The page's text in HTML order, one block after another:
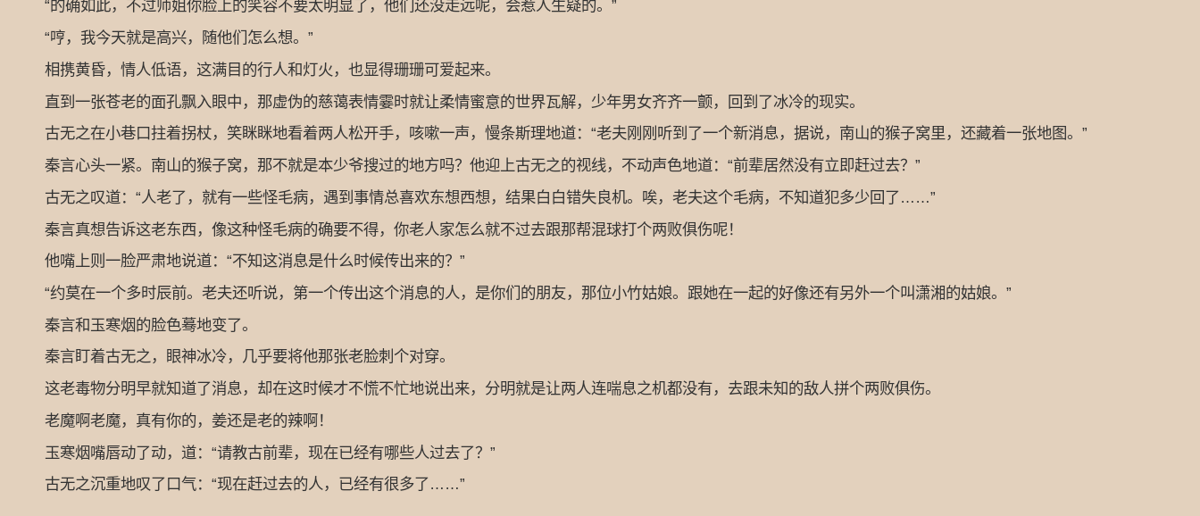
“的确如此，不过师姐你脸上的笑容不要太明显了，他们还没走远呢，会惹人生疑的。”
“哼，我今天就是高兴，随他们怎么想。”
相携黄昏，情人低语，这满目的行人和灯火，也显得珊珊可爱起来。
直到一张苍老的面孔飘入眼中，那虚伪的慈蔼表情霎时就让柔情蜜意的世界瓦解，少年男女齐齐一颤，回到了冰冷的现实。
古无之在小巷口拄着拐杖，笑眯眯地看着两人松开手，咳嗽一声，慢条斯理地道：“老夫刚刚听到了一个新消息，据说，南山的猴子窝里，还藏着一张地图。”
秦言心头一紧。南山的猴子窝，那不就是本少爷搜过的地方吗？他迎上古无之的视线，不动声色地道：“前辈居然没有立即赶过去？”
古无之叹道：“人老了，就有一些怪毛病，遇到事情总喜欢东想西想，结果白白错失良机。唉，老夫这个毛病，不知道犯多少回了……”
秦言真想告诉这老东西，像这种怪毛病的确要不得，你老人家怎么就不过去跟那帮混球打个两败俱伤呢！
他嘴上则一脸严肃地说道：“不知这消息是什么时候传出来的？”
“约莫在一个多时辰前。老夫还听说，第一个传出这个消息的人，是你们的朋友，那位小竹姑娘。跟她在一起的好像还有另外一个叫潇湘的姑娘。”
秦言和玉寒烟的脸色蓦地变了。
秦言盯着古无之，眼神冰冷，几乎要将他那张老脸刺个对穿。
这老毒物分明早就知道了消息，却在这时候才不慌不忙地说出来，分明就是让两人连喘息之机都没有，去跟未知的敌人拼个两败俱伤。
老魔啊老魔，真有你的，姜还是老的辣啊！
玉寒烟嘴唇动了动，道：“请教古前辈，现在已经有哪些人过去了？”
古无之沉重地叹了口气：“现在赶过去的人，已经有很多了……”